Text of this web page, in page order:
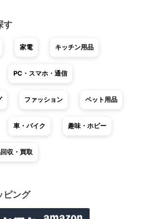
す
家電 キッチン用品
PC・スマホ・通信
ファッション ペット用品
車・バイク 趣味・ホビー
収・買取
ピング